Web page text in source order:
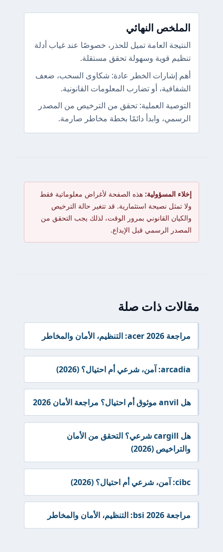
الملخص النهائي
النتيجة العامة تميل للحذر، خصوصًا عند غياب أدلة
تنظيم قوية وسهولة تحقق مستقلة.
أهم إشارات الخطر عادة: شكاوى السحب، ضعف
الشفافية، أو تضارب المعلومات القانونية.
التوصية العملية: تحقق من الترخيص من المصدر
الرسمي، وابدأ دائمًا بخطة مخاطر صارمة.
إخلاء المسؤولية: هذه الصفحة لأغراض معلوماتية فقط
ولا تمثل نصيحة استثمارية. قد تتغير حالة الترخيص
والكيان القانوني بمرور الوقت، لذلك يجب التحقق من
المصدر الرسمي قبل الإيداع.
مقالات ذات صلة
مراجعة acer 2026: التنظيم، الأمان والمخاطر
arcadia: آمن، شرعي أم احتيال؟ (2026)
هل anvil موثوق أم احتيال؟ مراجعة الأمان 2026
هل cargill شرعي؟ التحقق من الأمان
والتراخيص (2026)
cibc: آمن، شرعي أم احتيال؟ (2026)
مراجعة bsi 2026: التنظيم، الأمان والمخاطر